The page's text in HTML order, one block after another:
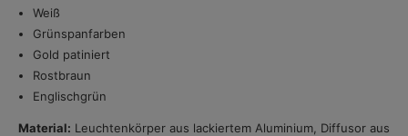
Weiß
Grünspanfarben
Gold patiniert
Rostbraun
Englischgrün
Material: Leuchtenkörper aus lackiertem Aluminium, Diffusor aus